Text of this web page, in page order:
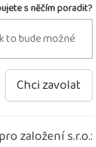
s něčím poradit?
Chci zavolat
založení s.r.o.: